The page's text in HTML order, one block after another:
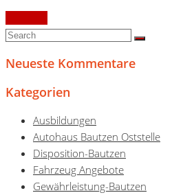
Neueste Kommentare
Kategorien
Ausbildungen
Autohaus Bautzen Oststelle
Disposition-Bautzen
Fahrzeug Angebote
Gewährleistung-Bautzen